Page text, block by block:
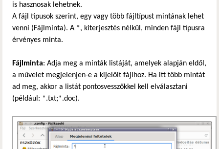
is hasznosak lehetnek.
A fájl típusok szerint, egy vagy több fájltípust mintának lehet
venni (Fájlminta). A *, kiterjesztés nélkül, minden fájl típusra
érvényes minta.
Fájlminta: Adja meg a minták listáját, amelyek alapján eldől,
a művelet megjelenjen-e a kijelölt fájlhoz. Ha itt több mintát
ad meg, akkor a listát pontosvesszőkkel kell elválasztani
(például: *.txt;*.doc).